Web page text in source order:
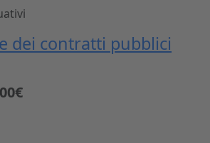
dei contratti pubblici